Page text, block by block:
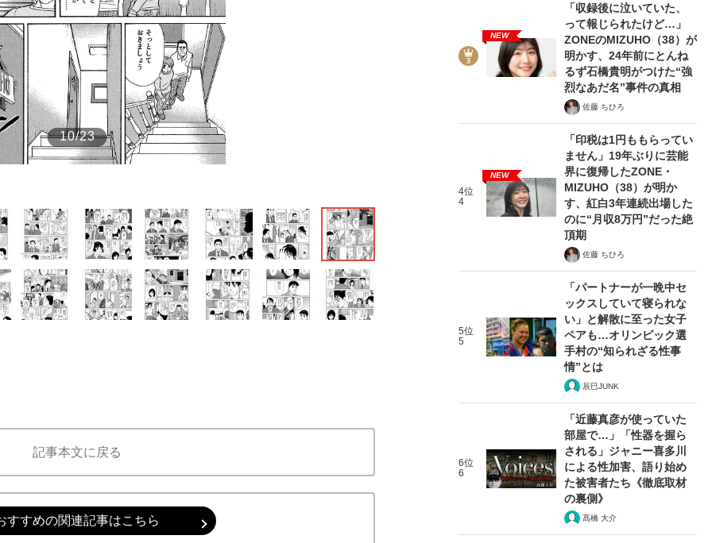
もっと見る
10/23
11/23
記事本文に戻る
すすめの関連記事はこちら
NEW
「収録後に泣いていた、
って報じられたけど…」
ZONEのMIZUHO（38）が
明かす、24年前にとんね
るず石橋貴明がつけた“強
烈なあだ名”事件の真相
佐藤 ちひろ
4位
4
NEW
「印税は1円ももらってい
ません」19年ぶりに芸能
界に復帰したZONE・
MIZUHO（38）が明か
す、紅白3年連続出場した
のに“月収8万円”だった絶
頂期
佐藤 ちひろ
5位
5
「パートナーが一晩中セ
ックスしていて寝られな
い」と解散に至った女子
ペアも…オリンピック選
手村の“知られざる性事
情”とは
辰巳JUNK
6位
6
「近藤真彦が使っていた
部屋で…」「性器を握ら
される」ジャニー喜多川
による性加害、語り始め
た被害者たち《徹底取材
の裏側》
髙橋 大介